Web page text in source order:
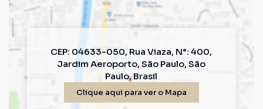
CEP: 04633-050, Rua Viaza, N°: 400,
Jardim Aeroporto,São Paulo,São
Paulo,Brasil
Clique aqui para ver o Mapa